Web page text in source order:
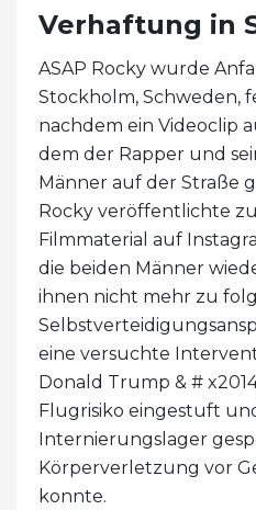
Verhaftung in
ASAP Rocky wurde
Stockholm, Schweden,
nachdem ein Videoclip
dem der Rapper und
Männer auf der Straße
Rocky veröffentlichte
Filmmaterial auf
die beiden Männer
ihnen nicht mehr zu
eine versuchte
Donald Trump & #
Flugrisiko eingestuft
Internierungslager
Körperverletzung vor
konnte.